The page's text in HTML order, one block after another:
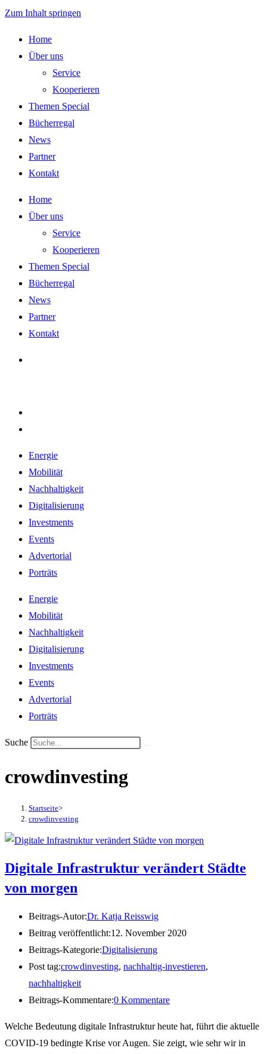
Zum Inhalt springen
Home
Über uns
Service
Kooperieren
Themen Special
Bücherregal
News
Partner
Kontakt
Home
Über uns
Service
Kooperieren
Themen Special
Bücherregal
News
Partner
Kontakt
Energie
Mobilität
Nachhaltigkeit
Digitalisierung
Investments
Events
Advertorial
Porträts
Energie
Mobilität
Nachhaltigkeit
Digitalisierung
Investments
Events
Advertorial
Porträts
Suche
crowdinvesting
Startseite>
crowdinvesting
Digitale Infrastruktur verändert Städte
von morgen
Beitrags-Autor:Dr. Katja Reisswig
Beitrag veröffentlicht:12. November 2020
Beitrags-Kategorie:Digitalisierung
Post tag:crowdinvesting, nachhaltig-investieren,
nachhaltigkeit
Beitrags-Kommentare:0 Kommentare
Welche Bedeutung digitale Infrastruktur heute hat, führt die aktuelle
COVID-19 bedingte Krise vor Augen. Sie zeigt, wie sehr wir in